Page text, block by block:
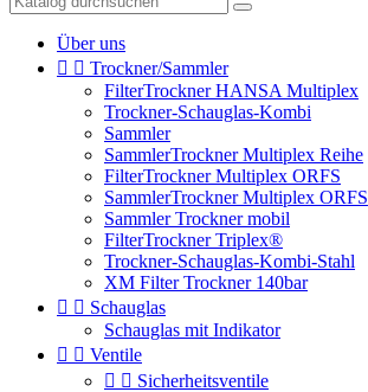
Über uns
  Trockner/Sammler
FilterTrockner HANSA Multiplex
Trockner-Schauglas-Kombi
Sammler
SammlerTrockner Multiplex Reihe
FilterTrockner Multiplex ORFS
SammlerTrockner Multiplex ORFS
Sammler Trockner mobil
FilterTrockner Triplex®
Trockner-Schauglas-Kombi-Stahl
XM Filter Trockner 140bar
  Schauglas
Schauglas mit Indikator
  Ventile
  Sicherheitsventile